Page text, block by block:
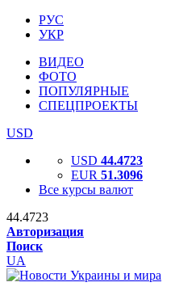
РУС
УКР
ВИДЕО
ФОТО
ПОПУЛЯРНЫЕ
СПЕЦПРОЕКТЫ
USD
USD 44.4723
EUR 51.3096
Все курсы валют
44.4723
Авторизация
Поиск
UA